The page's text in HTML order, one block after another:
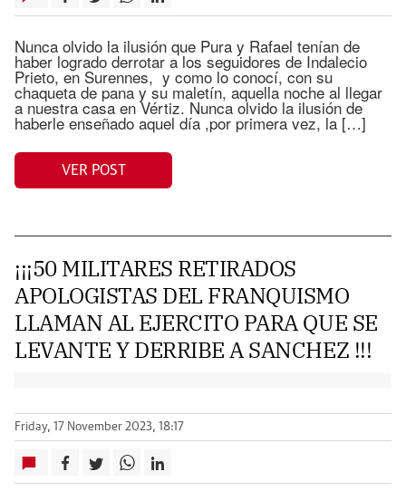
Nunca olvido la ilusión que Pura y Rafael tenían de
haber logrado derrotar a los seguidores de Indalecio
Prieto, en Surennes, y como lo conocí, con su
chaqueta de pana y su maletín, aquella noche al llegar
a nuestra casa en Vértiz. Nunca olvido la ilusión de
haberle enseñado aquel día ,por primera vez, la […]
VER POST
¡¡¡50 MILITARES RETIRADOS
APOLOGISTAS DEL FRANQUISMO
LLAMAN AL EJERCITO PARA QUE SE
LEVANTE Y DERRIBE A SANCHEZ !!!
Friday, 17 November 2023, 18:17